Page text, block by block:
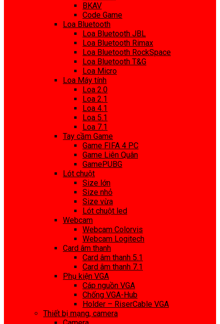
BKAV
Code Game
Loa Bluetooth
Loa Bluetooth JBL
Loa Bluetooth Rimax
Loa Bluetooth RockSpace
Loa Bluetooth T&G
Loa Micro
Loa Máy tính
Loa 2.0
Loa 2.1
Loa 4.1
Loa 5.1
Loa 7.1
Tay cầm Game
Game FIFA 4 PC
Game Liên Quân
GamePUBG
Lót chuột
Size lớn
Size nhỏ
Size vừa
Lót chuột led
Webcam
Webcam Colorvis
Webcam Logitech
Card âm thanh
Card âm thanh 5.1
Card âm thanh 7.1
Phụ kiện VGA
Cáp nguồn VGA
Chống VGA-Hub
Holder – RiserCable VGA
Thiết bị mạng, camera